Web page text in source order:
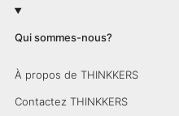
Qui sommes-nous?
À propos de THINKKERS
Contactez THINKKERS